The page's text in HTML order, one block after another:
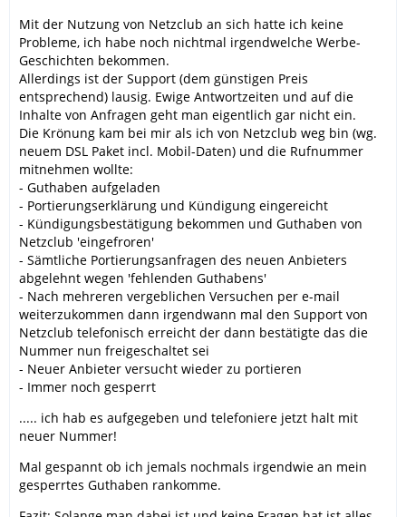
Mit der Nutzung von Netzclub an sich hatte ich keine
Probleme, ich habe noch nichtmal irgendwelche Werbe-
Geschichten bekommen.
Allerdings ist der Support (dem günstigen Preis
entsprechend) lausig. Ewige Antwortzeiten und auf die
Inhalte von Anfragen geht man eigentlich gar nicht ein.
Die Krönung kam bei mir als ich von Netzclub weg bin (wg.
neuem DSL Paket incl. Mobil-Daten) und die Rufnummer
mitnehmen wollte:
- Guthaben aufgeladen
- Portierungserklärung und Kündigung eingereicht
- Kündigungsbestätigung bekommen und Guthaben von
Netzclub 'eingefroren'
- Sämtliche Portierungsanfragen des neuen Anbieters
abgelehnt wegen 'fehlenden Guthabens'
- Nach mehreren vergeblichen Versuchen per e-mail
weiterzukommen dann irgendwann mal den Support von
Netzclub telefonisch erreicht der dann bestätigte das die
Nummer nun freigeschaltet sei
- Neuer Anbieter versucht wieder zu portieren
- Immer noch gesperrt
..... ich hab es aufgegeben und telefoniere jetzt halt mit
neuer Nummer!
Mal gespannt ob ich jemals nochmals irgendwie an mein
gesperrtes Guthaben rankomme.